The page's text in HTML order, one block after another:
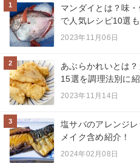
1
マンダイとは？味
で人気レシピ10選も
2023年11月06日
2
あぶらかれいとは
15選を調理法別に紹
2023年11月14日
3
塩サバのアレンジ
メイク含め紹介！
2024年02月08日